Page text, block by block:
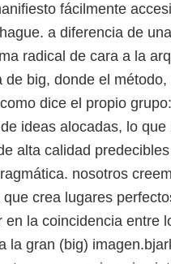
fácilmente
a diferencia de
radical de cara a la
de big, donde el
dice el propio
ideas alocadas, lo
alta calidad
nosotros
crea lugares
en la coincidencia entre
la gran (big)